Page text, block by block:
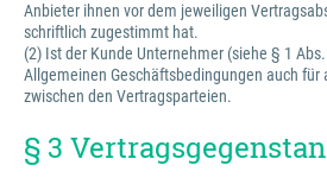
Anbieter ihnen vor dem jeweiligen
schriftlich zugestimmt hat.
(2) Ist der Kunde Unternehmer (siehe § 1
Allgemeinen Geschäftsbedingungen auch für
zwischen den Vertragsparteien.
§ 3